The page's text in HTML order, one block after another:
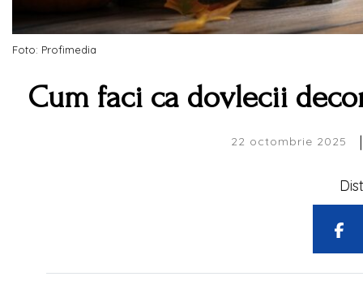
Foto: Profimedia
Cum faci ca dovlecii
22 octombrie 2025 |